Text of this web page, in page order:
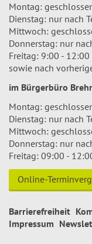
Montag:
Dienstag: nur nach
Mittwoch:
Donnerstag: nur
Freitag: 9:00 - 12:00
sowie nach
im Bürgerbüro
Montag:
Dienstag: nur nach
Mittwoch:
Donnerstag: nur
Freitag: 09:00 -
Online-
Barrierefreiheit
Impressum